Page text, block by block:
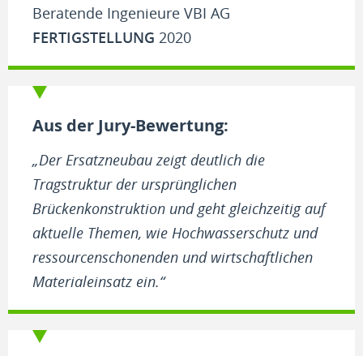
Beratende Ingenieure VBI AG
FERTIGSTELLUNG 2020
Aus der Jury-Bewertung:
„Der Ersatzneubau zeigt deutlich die
Tragstruktur der ursprünglichen
Brückenkonstruktion und geht gleichzeitig auf
aktuelle Themen, wie Hochwasserschutz und
ressourcenschonenden und wirtschaftlichen
Materialeinsatz ein.“